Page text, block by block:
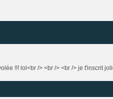
!!! lol<br /> <br /> <br /> je t'inscrit